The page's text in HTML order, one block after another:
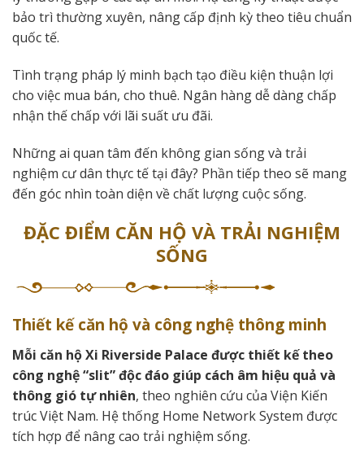
bảo trì thường xuyên, nâng cấp định kỳ theo tiêu chuẩn
quốc tế.
Tình trạng pháp lý minh bạch tạo điều kiện thuận lợi
cho việc mua bán, cho thuê. Ngân hàng dễ dàng chấp
nhận thế chấp với lãi suất ưu đãi.
Những ai quan tâm đến không gian sống và trải
nghiệm cư dân thực tế tại đây? Phần tiếp theo sẽ mang
đến góc nhìn toàn diện về chất lượng cuộc sống.
ĐẶC ĐIỂM CĂN HỘ VÀ TRẢI NGHIỆM
SỐNG
Thiết kế căn hộ và công nghệ thông minh
Mỗi căn hộ Xi Riverside Palace được thiết kế theo
công nghệ “slit” độc đáo giúp cách âm hiệu quả và
thông gió tự nhiên, theo nghiên cứu của Viện Kiến
trúc Việt Nam. Hệ thống Home Network System được
tích hợp để nâng cao trải nghiệm sống.